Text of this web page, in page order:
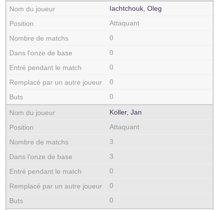
Iachtchouk, Oleg
Attaquant
0
0
0
0
0
Koller, Jan
Attaquant
3
3
0
0
0